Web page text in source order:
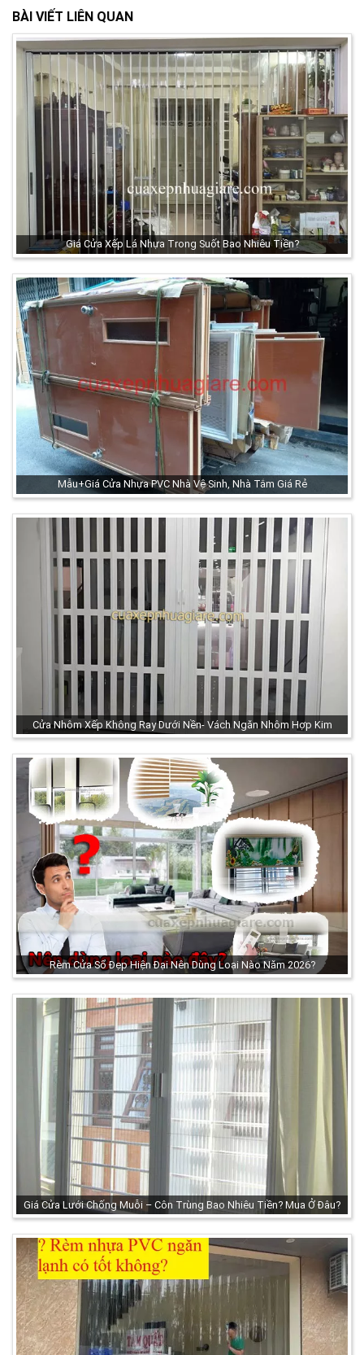
BÀI VIẾT LIÊN QUAN
Giá Cửa Xếp Lá Nhựa Trong Suốt Bao Nhiêu Tiền?
Mẫu+Giá Cửa Nhựa PVC Nhà Vệ Sinh, Nhà Tắm Giá Rẻ
Cửa Nhôm Xếp Không Ray Dưới Nền- Vách Ngăn Nhôm Hợp Kim
Rèm Cửa Sổ Đẹp Hiện Đại Nên Dùng Loại Nào Năm 2026?
Giá Cửa Lưới Chống Muỗi – Côn Trùng Bao Nhiêu Tiền? Mua Ở Đâu?